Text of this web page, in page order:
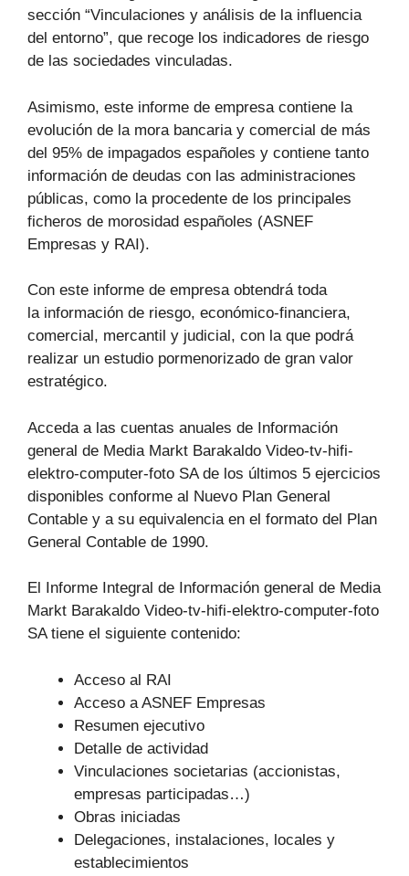
sección “Vinculaciones y análisis de la influencia
del entorno”, que recoge los indicadores de riesgo
de las sociedades vinculadas.
Asimismo, este informe de empresa contiene la
evolución de la mora bancaria y comercial de más
del 95% de impagados españoles y contiene tanto
información de deudas con las administraciones
públicas, como la procedente de los principales
ficheros de morosidad españoles (ASNEF
Empresas y RAI).
Con este informe de empresa obtendrá toda
la información de riesgo, económico-financiera,
comercial, mercantil y judicial, con la que podrá
realizar un estudio pormenorizado de gran valor
estratégico.
Acceda a las cuentas anuales de Información
general de Media Markt Barakaldo Video-tv-hifi-
elektro-computer-foto SA de los últimos 5 ejercicios
disponibles conforme al Nuevo Plan General
Contable y a su equivalencia en el formato del Plan
General Contable de 1990.
El Informe Integral de Información general de Media
Markt Barakaldo Video-tv-hifi-elektro-computer-foto
SA tiene el siguiente contenido:
Acceso al RAI
Acceso a ASNEF Empresas
Resumen ejecutivo
Detalle de actividad
Vinculaciones societarias (accionistas,
empresas participadas…)
Obras iniciadas
Delegaciones, instalaciones, locales y
establecimientos